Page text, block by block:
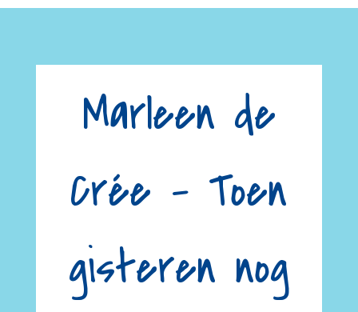
Marleen de
Crée – Toen
gisteren nog